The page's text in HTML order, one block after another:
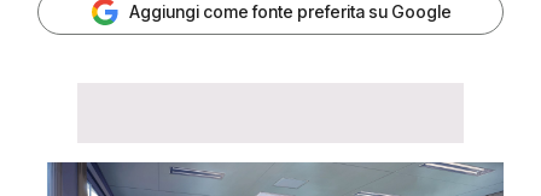
Aggiungi come fonte preferita su Google